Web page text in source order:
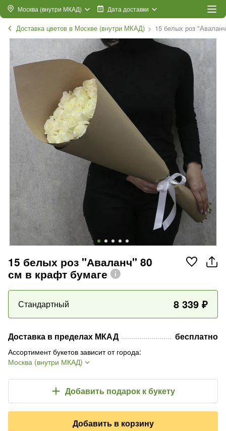
Москва (внутри МКАД) Дата доставки
Доставка цветов в Москве (внутри МКАД) 15 белых роз
15 белых роз "Аваланч" 80
см в крафт бумаге
Стандартный 8 339 ₽
Доставка в пределах МКАД бесплатно
Ассортимент букетов зависит от города:
Москва (внутри МКАД)
Добавить подарок к букету
Добавить в корзину